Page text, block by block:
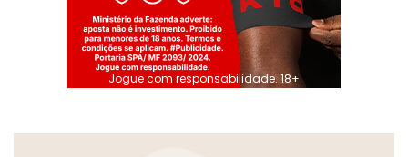
Jogue com responsabilidade. 18+